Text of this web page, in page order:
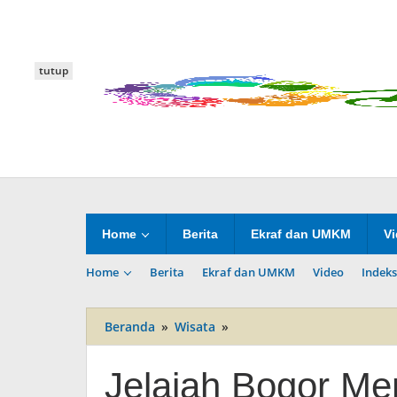
Home Berita Ekraf dan UMKM
Home Berita Ekraf dan UMKM Video
tutup
Beranda » Wisata »
Bogor
di
Jelajah Bogor